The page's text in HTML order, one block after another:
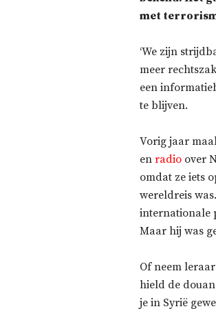
met
‘We zijn
meer
een
te blijven.
Vorig jaar
en radio over
omdat ze iets
wereldreis
internationale
Maar hij was
Of neem
hield de
je in Syrië